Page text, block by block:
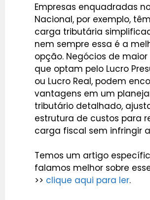
Empresas enquadradas
Nacional, por exemplo,
carga tributária
nem sempre essa é a
opção. Negócios de maior
que optam pelo Lucro
ou Lucro Real, podem
vantagens em um
tributário detalhado,
estrutura de custos para
carga fiscal sem infringir
Temos um artigo
falamos melhor sobre
>> clique aqui para ler.